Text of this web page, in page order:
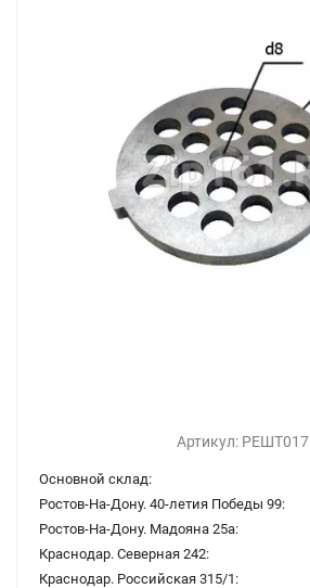
Артикул: РЕШТ017
Основной склад:
Ростов-На-Дону. 40-летия Победы 99:
Ростов-На-Дону. Мадояна 25а:
Краснодар. Северная 242:
Краснодар. Российская 315/1: